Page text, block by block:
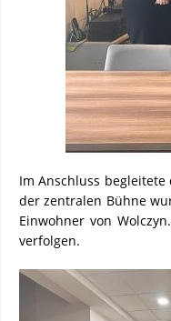
Im Anschluss
der zentralen Bühne
Einwohner von
verfolgen.